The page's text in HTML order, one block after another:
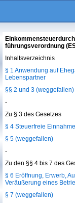
führungsverordnung
Inhaltsverzeichnis
§ 1 Anwendung auf
Lebenspartner
§§ 2 und 3 (weggefallen)
-
Zu § 3 des Gesetzes
§ 4 Steuerfreie
§ 5 (weggefallen)
-
Zu den §§ 4 bis 7 des
§ 6 Eröffnung, Erwerb,
Veräußerung eines
§ 7 (weggefallen)